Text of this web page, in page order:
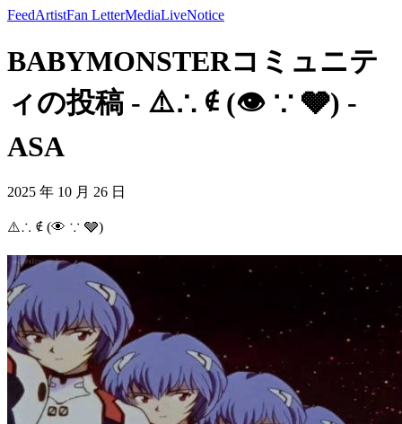
FeedArtistFan LetterMediaLiveNotice
BABYMONSTERコミュニテ
ィの投稿 - ⚠️∴ ∉ (👁 ∵ 🩶) -
ASA
2025 年 10 月 26 日
⚠️∴ ∉ (👁 ∵ 🩶)